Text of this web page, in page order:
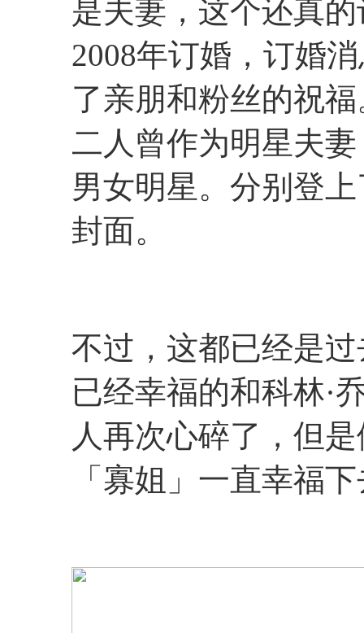
是夫妻，这个还真
2008年订婚，订婚
了亲朋和粉丝的祝
二人曾作为明星夫
男女明星。分别登
封面。
不过，这都已经是
已经幸福的和科林·
人再次心碎了，但
「寡姐」一直幸福